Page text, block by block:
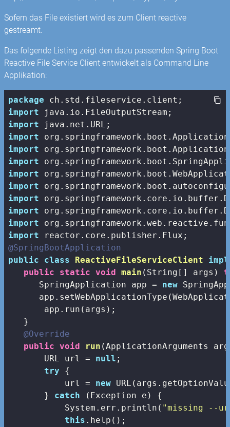
Sofern das File existiert wird es zum Client reactive
gestreamt.
Das folgende Listing zeigt den dazu passenden Spring Boot
Reactive File Service Client entwickelt als Command Line
Applikation:
package
import
import
import
import
import
import
import
import
import
import
import
@SpringBootApplication
public
class ReactiveFileServiceClient
public
static void main (String[] args)
      SpringApplication app =
new
       app.run(args);
   }
@Override
public void run (ApplicationArguments
       URL url =
null ;
try {
           url =
new
       }
catch (Exception e) {
           System.err.println(
"missing --
this .help();